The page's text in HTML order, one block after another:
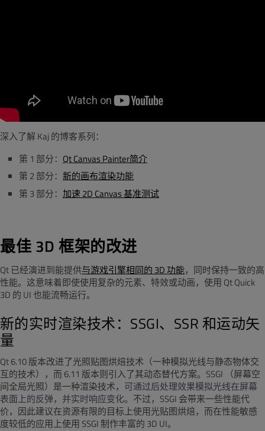
深入了解 Kaj 的博客系列：
第 1 部分： Qt Canvas Painter简介
第 2 部分： 新的画布渲染功能
第 3 部分： 加速 2D Canvas 基准测试
最佳 3D 框架的改进
Qt 已经演进到能提供与游戏引擎相同的 3D 功能，同时保持一致的高
性能。这意味着即使使用复杂的元素、特效或动画，使用 Qt Quick
3D 的 UI 也能流畅运行。
新的实时渲染技术：SSGI、SSR 和运动矢
量
Qt 6.10 版本改进了光照贴图烘焙技术（一种模拟光线与静态物体交
互的技术），而 6.11 版本则引入了其动态替代方案。 SSGI
（屏幕空
间全局光照）是一种渲染技术， 可通过后处理效果模拟光线在屏幕
表面上的反弹，并实时响应变化。 不过，SSGI 会带来一些性能代
价，因此建议在资源有限的目标上使用光贴图烘焙，而在性能敏感
度较低的应用上使用 SSGI 制作丰富的 3D UI。